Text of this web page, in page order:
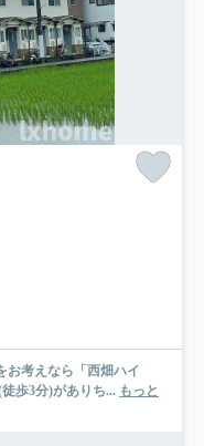
お考えなら「西畑ハイ
歩3分)がありち... もっと